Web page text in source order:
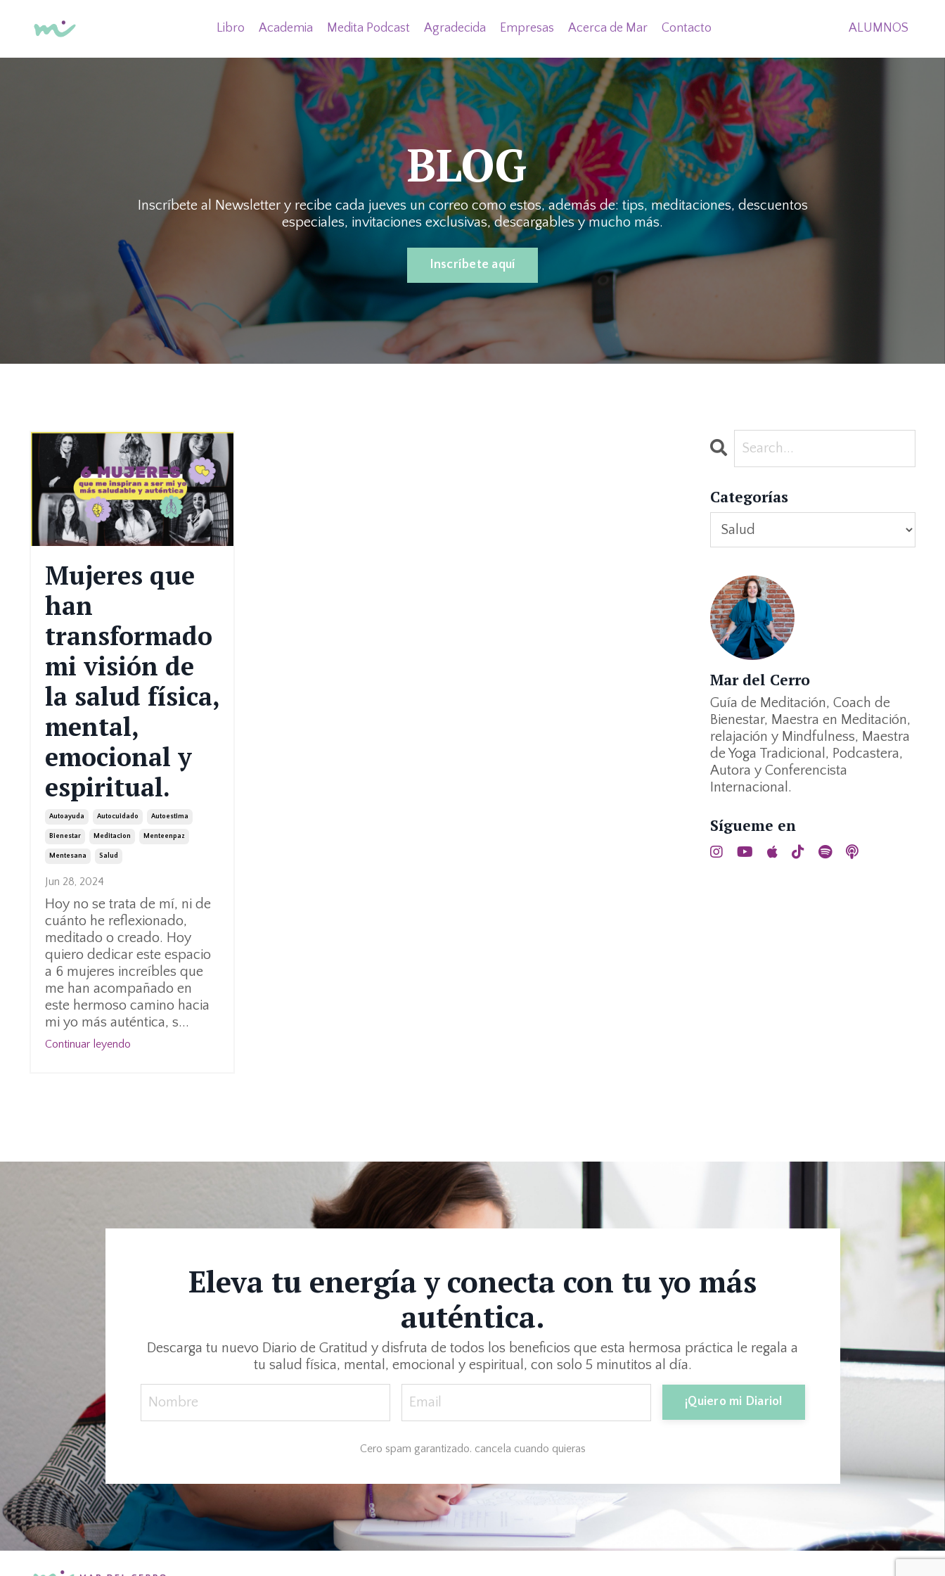
Libro Academia Medita Podcast Agradecida Empresas Acerca de Mar Contacto ALUMNOS
BLOG
Inscríbete al Newsletter y recibe cada jueves un correo como estos, además de: tips, meditaciones, descuentos
especiales, invitaciones exclusivas, descargables y mucho más.
Inscríbete aquí
Mujeres que
han
transformado
mi visión de
la salud física,
mental,
emocional y
espiritual.
Autoayuda Autocuidado Autoestima
Bienestar Meditacion Menteenpaz
Mentesana Salud
Jun 28, 2024
Hoy no se trata de mí, ni de
cuánto he reflexionado,
meditado o creado. Hoy
quiero dedicar este espacio
a 6 mujeres increíbles que
me han acompañado en
este hermoso camino hacia
mi yo más auténtica, s...
Continuar leyendo
Categorías
Mar del Cerro
Guía de Meditación, Coach de
Bienestar, Maestra en Meditación,
relajación y Mindfulness, Maestra
de Yoga Tradicional, Podcastera,
Autora y Conferencista
Internacional.
Sígueme en
Eleva tu energía y conecta con tu yo más
auténtica.
Descarga tu nuevo Diario de Gratitud y disfruta de todos los beneficios que esta hermosa práctica le regala a
tu salud física, mental, emocional y espiritual, con solo 5 minutitos al día.
¡Quiero mi Diario!
Cero spam garantizado. cancela cuando quieras